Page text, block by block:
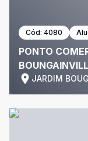
Cód: 4080
PONTO
JARDIM